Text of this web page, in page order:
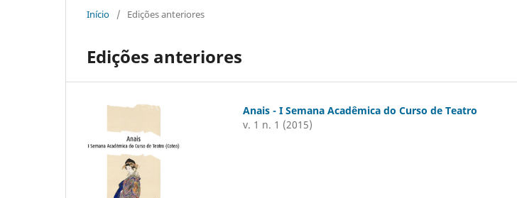
Início / Edições anteriores
Edições anteriores
Anais - I Semana Acadêmica do Curso de Teatro
v. 1 n. 1 (2015)